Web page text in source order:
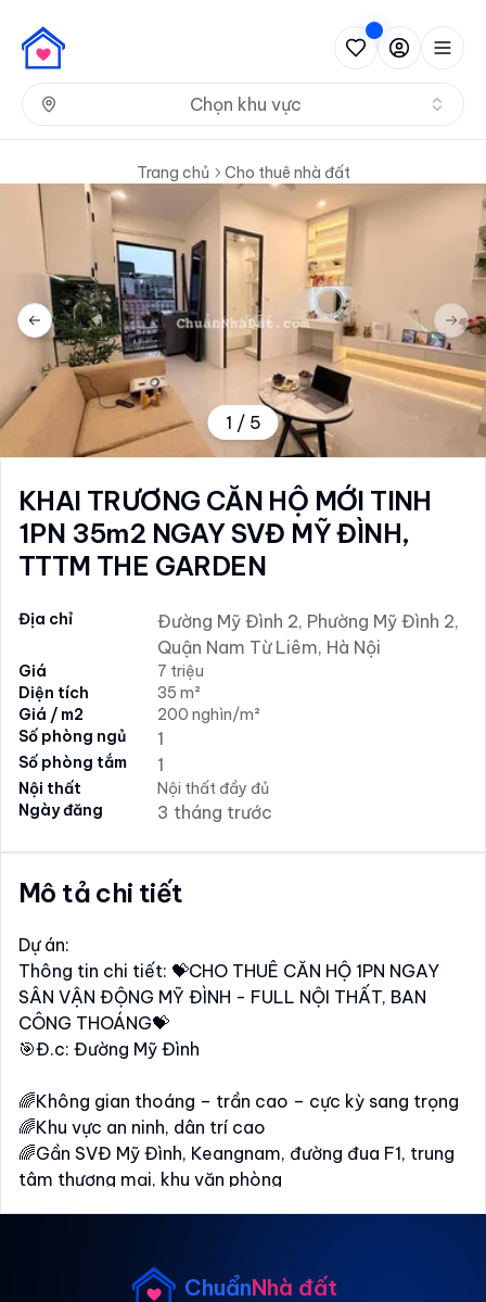
Chọn khu vực
Trang chủ Cho thuê nhà đất
Previous slide
1 / 5
KHAI TRƯƠNG CĂN HỘ MỚI TINH
1PN 35m2 NGAY SVĐ MỸ ĐÌNH,
TTTM THE GARDEN
Địa chỉ
Đường Mỹ Đình 2, Phường Mỹ Đình 2,
Quận Nam Từ Liêm, Hà Nội
Giá
7 triệu
Diện tích
35 m²
Giá / m2
200 nghìn/m²
Số phòng ngủ
1
Số phòng tắm 1
Nội thất
Nội thất đầy đủ
Ngày đăng
3 tháng trước
Mô tả chi tiết
Dự án:
Thông tin chi tiết: 💝CHO THUÊ CĂN HỘ 1PN NGAY
SÂN VẬN ĐỘNG MỸ ĐÌNH - FULL NỘI THẤT, BAN
CÔNG THOÁNG💝
️🎯Đ.c: Đường Mỹ Đình
🌈Không gian thoáng – trần cao – cực kỳ sang trọng
🌈Khu vực an ninh, dân trí cao
🌈Gần SVĐ Mỹ Đình, Keangnam, đường đua F1, trung
tâm thương mại, khu văn phòng
🌞Phù hợp: sinh viên . người đi làm, hộ gia đình
ChuẩnNhà đất